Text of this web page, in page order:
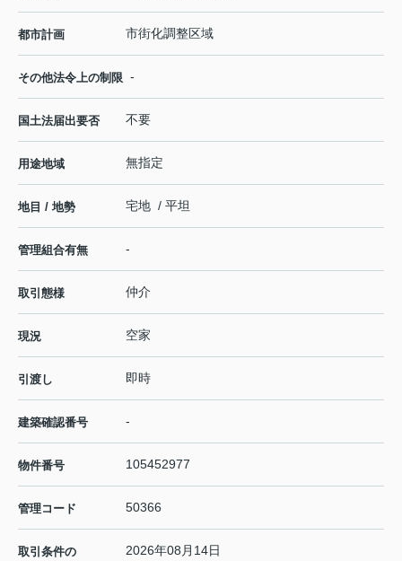
都市計画 市街化調整区域
その他法令上の制限 -
国土法届出要否 不要
用途地域 無指定
地目 / 地勢 宅地 / 平坦
管理組合有無 -
取引態様 仲介
現況 空家
引渡し 即時
建築確認番号 -
物件番号 105452977
管理コード 50366
取引条件の
2026年08月14日